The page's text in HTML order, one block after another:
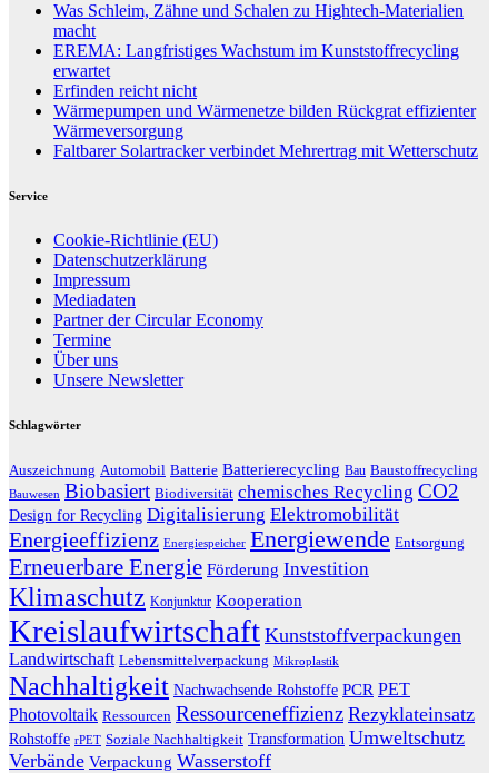
Was Schleim, Zähne und Schalen zu Hightech-Materialien
macht
EREMA: Langfristiges Wachstum im Kunststoffrecycling
erwartet
Erfinden reicht nicht
Wärmepumpen und Wärmenetze bilden Rückgrat effizienter
Wärmeversorgung
Faltbarer Solartracker verbindet Mehrertrag mit Wetterschutz
Service
Cookie-Richtlinie (EU)
Datenschutzerklärung
Impressum
Mediadaten
Partner der Circular Economy
Termine
Über uns
Unsere Newsletter
Schlagwörter
Auszeichnung Automobil Batterie Batterierecycling Bau Baustoffrecycling
Bauwesen Biobasiert Biodiversität chemisches Recycling CO2
Design for Recycling Digitalisierung Elektromobilität
Energieeffizienz Energiespeicher Energiewende Entsorgung
Erneuerbare Energie Förderung Investition
Klimaschutz Konjunktur Kooperation
Kreislaufwirtschaft Kunststoffverpackungen
Landwirtschaft Lebensmittelverpackung Mikroplastik
Nachhaltigkeit Nachwachsende Rohstoffe PCR PET
Photovoltaik Ressourcen Ressourceneffizienz Rezyklateinsatz
Rohstoffe rPET Soziale Nachhaltigkeit Transformation Umweltschutz
Verbände Verpackung Wasserstoff